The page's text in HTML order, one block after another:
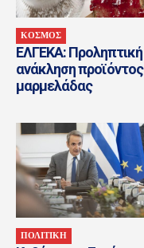
ΚΟΣΜΟΣ
ΕΛΓΕΚΑ: Προληπτική
ανάκληση προϊόντος
μαρμελάδας
ΠΟΛΙΤΙΚΗ